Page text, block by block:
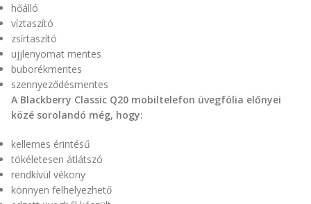
hőálló
víztaszító
zsírtaszító
ujjlenyomat mentes
buborékmentes
szennyeződésmentes
A Blackberry Classic Q20 mobiltelefon üvegfólia előnyei
közé sorolandó még, hogy:
kellemes érintésű
tökéletesen átlátszó
rendkívül vékony
könnyen felhelyezhető